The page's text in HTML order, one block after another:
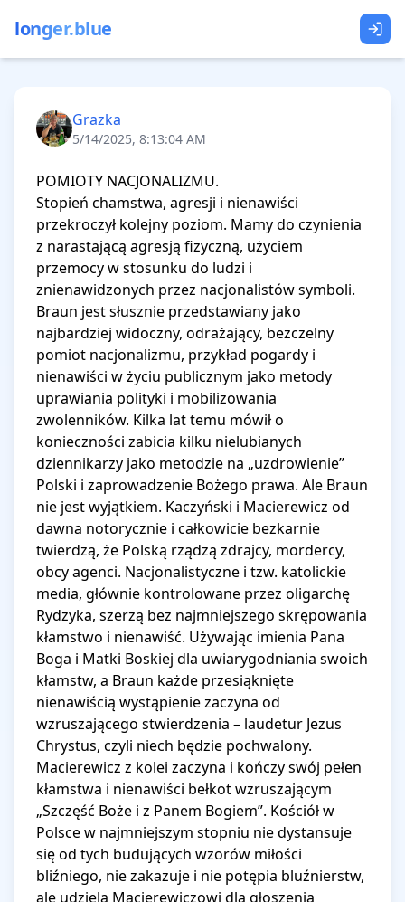
longer.blue
Grazka
5/14/2025, 8:13:04 AM
POMIOTY NACJONALIZMU.
Stopień chamstwa, agresji i nienawiści
przekroczył kolejny poziom. Mamy do czynienia
z narastającą agresją fizyczną, użyciem
przemocy w stosunku do ludzi i
znienawidzonych przez nacjonalistów symboli.
Braun jest słusznie przedstawiany jako
najbardziej widoczny, odrażający, bezczelny
pomiot nacjonalizmu, przykład pogardy i
nienawiści w życiu publicznym jako metody
uprawiania polityki i mobilizowania
zwolenników. Kilka lat temu mówił o
konieczności zabicia kilku nielubianych
dziennikarzy jako metodzie na „uzdrowienie”
Polski i zaprowadzenie Bożego prawa. Ale Braun
nie jest wyjątkiem. Kaczyński i Macierewicz od
dawna notorycznie i całkowicie bezkarnie
twierdzą, że Polską rządzą zdrajcy, mordercy,
obcy agenci. Nacjonalistyczne i tzw. katolickie
media, głównie kontrolowane przez oligarchę
Rydzyka, szerzą bez najmniejszego skrępowania
kłamstwo i nienawiść. Używając imienia Pana
Boga i Matki Boskiej dla uwiarygodniania swoich
kłamstw, a Braun każde przesiąknięte
nienawiścią wystąpienie zaczyna od
wzruszającego stwierdzenia – laudetur Jezus
Chrystus, czyli niech będzie pochwalony.
Macierewicz z kolei zaczyna i kończy swój pełen
kłamstwa i nienawiści bełkot wzruszającym
„Szczęść Boże i z Panem Bogiem”. Kościół w
Polsce w najmniejszym stopniu nie dystansuje
się od tych budujących wzorów miłości
bliźniego, nie zakazuje i nie potępia bluźnierstw,
ale udziela Macierewiczowi dla głoszenia